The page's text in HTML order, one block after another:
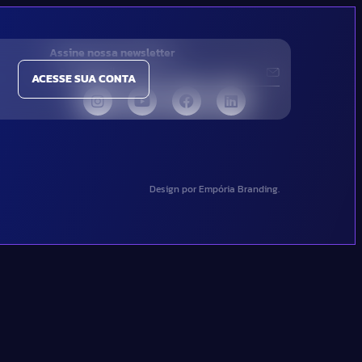
ACESSE SUA CONTA
Assine nossa newsletter
Design por Empória Branding.